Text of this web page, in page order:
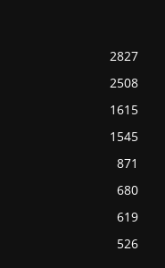
2827
2508
1615
1545
871
680
619
526